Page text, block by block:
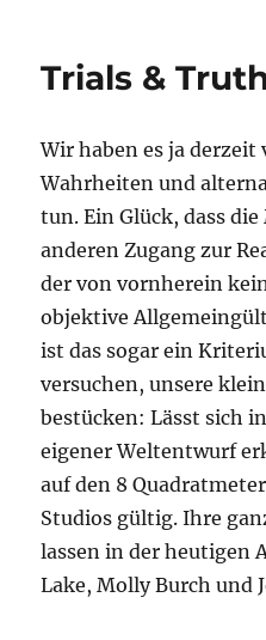
Trials &
Wir haben es ja
Wahrheiten und
tun. Ein Glück, dass
anderen Zugang zur
der von vornherein
objektive
ist das sogar ein
versuchen, unsere
bestücken: Lässt sich
eigener Weltentwurf
auf den 8
Studios gültig. Ihre
lassen in der heutigen
Lake, Molly Burch und